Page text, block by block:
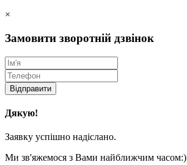
×
Замовити зворотній дзвінок
Відправити
Дякую!
Заявку успішно надіслано.
Ми зв'яжемося з Вами найближчим часом:)